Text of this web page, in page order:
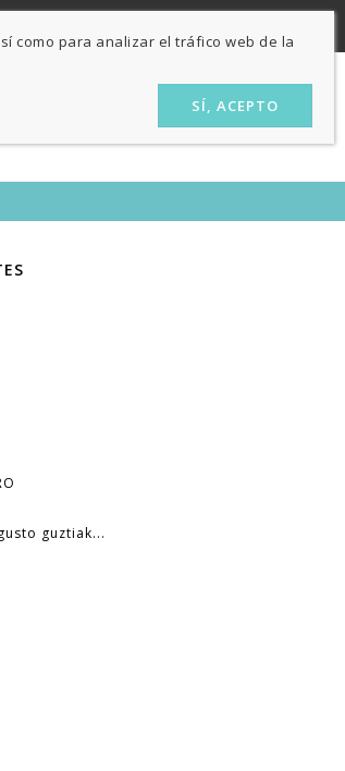
BLOG
guztiak...
como para analizar el tráfico web de la
SÍ, ACEPTO